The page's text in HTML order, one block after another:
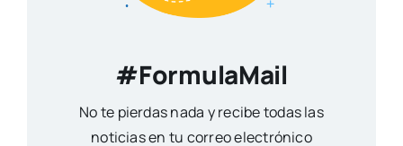
#FormulaMail
No te pierdas nada y recibe todas las
noticias en tu correo electrónico